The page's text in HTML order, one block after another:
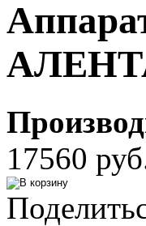
17560